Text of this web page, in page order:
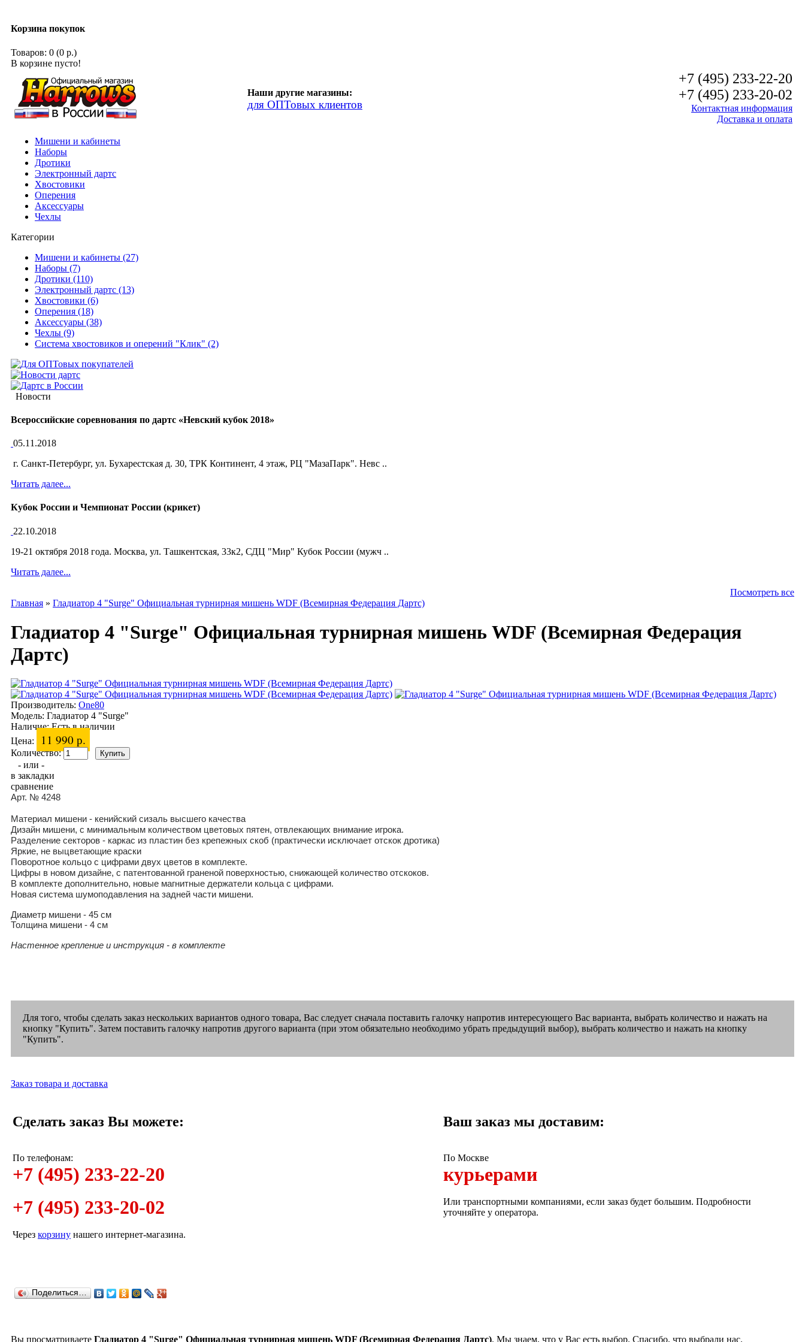
Корзина покупок
Товаров: 0 (0 р.)
В корзине пусто!
Наши другие магазины:
для ОПТовых клиентов
+7 (495) 233-22-20
+7 (495) 233-20-02
Контактная информация
Доставка и оплата
Мишени и кабинеты
Наборы
Дротики
Электронный дартс
Хвостовики
Оперения
Аксессуары
Чехлы
Категории
Мишени и кабинеты (27)
Наборы (7)
Дротики (110)
Электронный дартс (13)
Хвостовики (6)
Оперения (18)
Аксессуары (38)
Чехлы (9)
Система хвостовиков и оперений "Клик" (2)
Новости
Всероссийские соревнования по дартс «Невский кубок 2018»
05.11.2018
г. Санкт-Петербург, ул. Бухарестская д. 30, ТРК Континент, 4 этаж, РЦ "МазаПарк". Невс ..
Читать далее...
Кубок России и Чемпионат России (крикет)
22.10.2018
19-21 октября 2018 года. Москва, ул. Ташкентская, 33к2, СДЦ "Мир" Кубок России (мужч ..
Читать далее...
Посмотреть все
Главная » Гладиатор 4 "Surge" Официальная турнирная мишень WDF (Всемирная Федерация Дартс)
Гладиатор 4 "Surge" Официальная турнирная мишень WDF (Всемирная Федерация
Дартс)
Производитель: One80
Модель: Гладиатор 4 "Surge"
Наличие:Есть в наличии
Цена:
11 990 р.
Количество:
- или -
в закладки
сравнение
Арт. № 4248
Материал мишени - кенийский сизаль высшего качества
Дизайн мишени, с минимальным количеством цветовых пятен, отвлекающих внимание игрока.
Разделение секторов - каркас из пластин без крепежных скоб (практически исключает отскок дротика)
Яркие, не выцветающие краски
Поворотное кольцо с цифрами двух цветов в комплекте.
Цифры в новом дизайне, с патентованной граненой поверхностью, снижающей количество отскоков.
В комплекте дополнительно, новые магнитные держатели кольца с цифрами.
Новая система шумоподавления на задней части мишени.
Диаметр мишени - 45 см
Толщина мишени - 4 см
Настенное крепление и инструкция - в комплекте
Для того, чтобы сделать заказ нескольких вариантов одного товара, Вас следует сначала поставить галочку напротив интересующего Вас варианта, выбрать количество и нажать на
кнопку "Купить". Затем поставить галочку напротив другого варианта (при этом обязательно необходимо убрать предыдущий выбор), выбрать количество и нажать на кнопку
"Купить".
Заказ товара и доставка
Сделать заказ Вы можете:
По телефонам:
+7 (495) 233-22-20
+7 (495) 233-20-02
Через корзину нашего интернет-магазина.
Ваш заказ мы доставим:
По Москве
курьерами
Или транспортными компаниями, если заказ будет большим. Подробности
уточняйте у оператора.
Поделиться…
Вы просматриваете Гладиатор 4 "Surge" Официальная турнирная мишень WDF (Всемирная Федерация Дартс). Мы знаем, что у Вас есть выбор. Спасибо, что выбрали нас.